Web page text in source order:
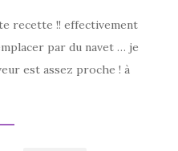
recette !! effectivement
par du navet … je
est assez proche ! à